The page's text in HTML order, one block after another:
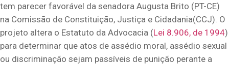
tem parecer favorável da senadora Augusta Brito (PT-CE)
na Comissão de Constituição, Justiça e Cidadania(CCJ). O
projeto altera o Estatuto da Advocacia (Lei 8.906, de 1994)
para determinar que atos de assédio moral, assédio sexual
ou discriminação sejam passíveis de punição perante a